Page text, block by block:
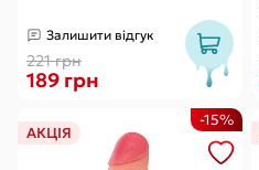
Залишити відгук
221 грн
189 грн
АКЦІЯ
-15%